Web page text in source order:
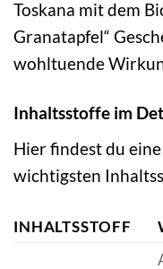
Toskana mit dem
Granatapfel“
wohltuende
Inhaltsstoffe im
Hier findest du
wichtigsten
INHALTSSTOFF